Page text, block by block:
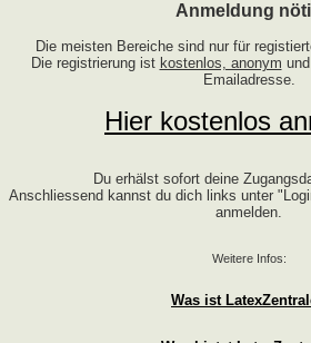
Anmeldung
Die meisten Bereiche sind nur für
Die registrierung ist kostenlos, anonym
Emailadresse.
Hier kostenlos
Du erhälst sofort deine
Anschliessend kannst du dich links unter
anmelden.
Weitere Infos:
Was ist